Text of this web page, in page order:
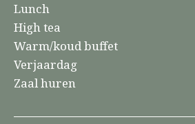
Lunch
High tea
Warm/koud buffet
Verjaardag
Zaal huren